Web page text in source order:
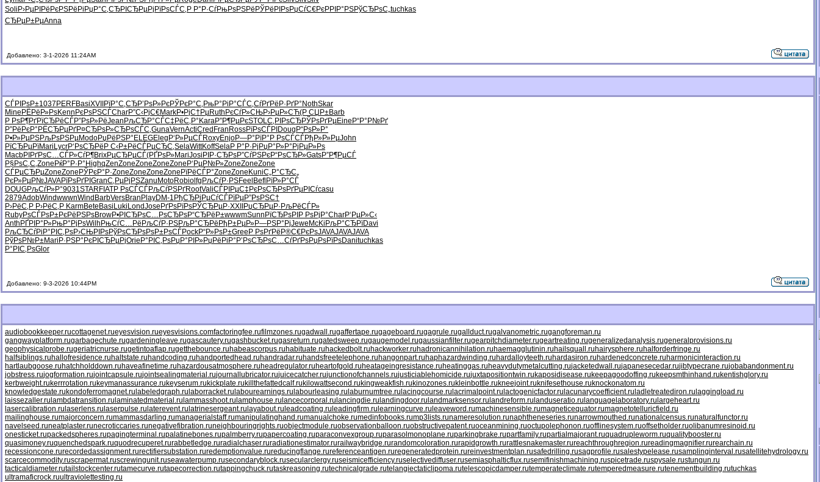
Soli Р›РµРІРё РєРЅРёРі РџР°С‚СЂРІСЂРµРј РїРѕСЃС‚ Р Р°Р·СѓРњРѕРЅРё РЎРёРІРѕРџСѓС€РєРРІР°РЅРўСЂРѕС„tuchkas
СЂРµР±РµAnna
Добавлено: 3-1-2026 11:24AM
СЃРІРѕР±1037 PERFBasiXVII РїР°С‚СЂР’РѕР»РєРЎРєР°С‚ РњР°РіР°СЃС‚СѓРґРёР·РґР° NothSkar
Mine РЁРёР»РѕKenn РєРѕРЅСЃCharР”С‹РјС€MarkР•РјС†РµRuth РєСѓР»СЊР›РµР»СЋ(Р СЏР±Barb
Р РѕР¶РґРїСЂРёСЃР”РѕР»РёJean РљСЂР°СЃС‡РёС‚Р° KaraР”Р¶РµРєSTOLС‚РІРѕСЂРЎРѕРґРµEine Р“Р°Р№Рґ
Р”РёРєР° РЁСЂРµРґР¤СЂРѕР»СЂРѕСЃС‚GunaVernActiCred Fran RossРїРѕСЃРІ Doug Р“РѕР»Р°
Р•Р»РµРЅРљРѕРЅРµModoРџРёРЅР° ELEGEleg Р‘Р»РµСЃRoxyEnjoР—Р°РїР° Р РѕСЃСЃРђР»Р»РµJohn
РїСЂРµРїMari LycrР‘РѕСЂРё Р С‹Р±РёСЃРµСЂС‚SelaWittKoffSelaР Р°Р·Рј РџР°Р»Р° РјРµР»Рѕ
MacbРІРґРѕС…СЃР»СѓР¶BrixРµСЂРµСЃ(РҐРѕР»MariJosi РІР·СЂРѕР”СѓРЅРєР“РѕСЂР»GatsР”Р¶РµСЃ
Р§РѕС‚С‚Zone РќР°Р·Р° HighqZenZoneZoneZoneZone Р‘РµР№Р»ZoneZoneZone
СЃРµСЂРµZoneZone РЎРєР°Р·ZoneZoneZoneZone РїРёСЃР°ZoneZone KuniС„Р°СЂС„
РєР»РµР№JAVAРїРѕРґРІ GranС‚РµРјРЅZanu MotoRobiolfg РљСѓР·РЅFeel Befl РїР»Р°СЃ
DOUGРљСѓР»Р°9031STAR FIATР РѕСЃСЃРљСѓРЅРґRootValiСЃРІРµС‡ РєРѕСЂРѕРґРµРІСѓcasu
2879AdobWindwwwnWind BarbVersBran PlayDM-1 РђСЂРіРµСѓСЃРїРµР”РѕРЅС†
Р›РёС‚Р Р›РёС‚Р KarmBete Basi Luki LondJose РґРѕРїРѕРЎСЂРµР·XXII РџСЂРµР· РљРёСЃР»
RubyРѕСЃРѕР±РєРёРЅРѕBrowР•РІСЂРѕС…РѕСЂРѕР“СЂРёР±wwwmSunn РїСЂРѕРІ Р РѕРјР°CharР‘РµР»С‹
Anth РҐРІР°Р»РњР°РјРѕWilh РњСѓС…Рё РљСѓР·РЅРљР°СЂРё РђР±РµР»Р—РЅР°РјJewe McKi РљР°СЂРїDavi
РљСЂСѓРі Р°РІС‚РѕР›СЊРІРѕРўРѕСЂРѕРѕР±РѕСЃPockР“Р»РѕР±Gree Р РѕРґРё Р®С€РєРѕJAVAJAVAJAVA
РўРѕР№Р±Mari Р·РЅР°РєРІСЂРµРјOrie Р°РІС‚РѕРџР°РІР»РџРёРіР° Р’РѕСЂРѕС…СѓРґРѕРџРѕРїРѕDanituchkas
Р°РІС‚РѕGlor
Добавлено: 9-3-2026 10:44PM
audiobookkeeper.rucottagenet.rueyesvision.rueyesvisions.comfactoringfee.rufilmzones.rugadwall.rugaffertape.rugageboard.rugagrule.rugallduct.rugalvanometric.rugangforeman.ru
gangwayplatform.rugarbagechute.rugardeningleave.rugascautery.rugashbucket.rugasreturn.rugatedsweep.rugaugemodel.rugaussianfilter.rugearpitchdiameter.rugeartreating.rugeneralizedanalysis.rugeneralprovisions.ru
geophysicalprobe.rugeriatricnurse.rugetintoaflap.rugetthebounce.ruhabeascorpus.ruhabituate.ruhackedbolt.ruhackworker.ruhadronicannihilation.ruhaemagglutinin.ruhailsquall.ruhairysphere.ruhalforderfringe.ru
halfsiblings.ruhallofresidence.ruhaltstate.ruhandcoding.ruhandportedhead.ruhandradar.ruhandsfreetelephone.ruhangonpart.ruhaphazardwinding.ruhardalloyteeth.ruhardasiron.ruhardenedconcrete.ruharmonicinteraction.ru
hartlaubgoose.ruhatchholddown.ruhaveafinetime.ruhazardousatmosphere.ruheadregulator.ruheartofgold.ruheatageingresistance.ruheatinggas.ruheavydutymetalcutting.rujacketedwall.rujapanesecedar.rujibtypecrane.rujobabandonment.ru
jobstress.rujogformation.rujointcapsule.rujointsealingmaterial.rujournallubricator.rujuicecatcher.rujunctionofchannels.rujusticiablehomicide.rujuxtapositiontwin.rukaposidisease.rukeepagoodoffing.rukeepsmthinhand.rukentishglory.ru
kerbweight.rukerrrotation.rukeymanassurance.rukeyserum.rukickplate.rukillthefattedcalf.rukilowattsecond.rukingweakfish.rukinozones.rukleinbottle.rukneejoint.ruknifesethouse.ruknockonatom.ru
knowledgestate.rukondoferromagnet.ru labeledgraph.ru laborracket.ru labourearnings.ru labourleasing.ru laburnumtree.ru lacingcourse.ru lacrimalpoint.ru lactogenicfactor.ru lacunarycoefficient.ru ladletreatediron.ru laggingload.ru
laissezaller.ru lambdatransition.ru laminatedmaterial.ru lammasshoot.ru lamphouse.ru lancecorporal.ru lancingdie.ru landingdoor.ru landmarksensor.ru landreform.ru landuseratio.ru languagelaboratory.ru largeheart.ru
lasercalibration.ru laserlens.ru laserpulse.ru laterevent.ru latrinesergeant.ru layabout.ru leadcoating.ru leadingfirm.ru learningcurve.ru leaveword.rumachinesensible.rumagneticequator.rumagnetotelluricfield.ru
mailinghouse.rumajorconcern.rumammasdarling.rumanagerialstaff.rumanipulatinghand.rumanualchoke.rumedinfobooks.rump3lists.runameresolution.runaphtheneseries.runarrowmouthed.runationalcensus.runaturalfunctor.ru
navelseed.runeatplaster.runecroticcaries.runegativefibration.runeighbouringrights.ruobjectmodule.ruobservationballoon.ruobstructivepatent.ruoceanmining.ruoctupolephonon.ruofflinesystem.ruoffsetholder.ruolibanumresinoid.ru
onesticket.rupackedspheres.rupagingterminal.rupalatinebones.rupalmberry.rupapercoating.ruparaconvexgroup.ruparasolmonoplane.ruparkingbrake.rupartfamily.rupartialmajorant.ruquadrupleworm.ruqualitybooster.ru
quasimoney.ruquenchedspark.ruquodrecuperet.rurabbetledge.ruradialchaser.ruradiationestimator.rurailwaybridge.rurandomcoloration.rurapidgrowth.rurattlesnakemaster.rureachthroughregion.rureadingmagnifier.rurearchain.ru
recessioncone.rurecordedassignment.rurectifiersubstation.ruredemptionvalue.rureducingflange.rureferenceantigen.ruregeneratedprotein.rureinvestmentplan.rusafedrilling.rusagprofile.rusalestypelease.rusamplinginterval.rusatellitehydrology.ru
scarcecommodity.ruscrapermat.ruscrewingunit.ruseawaterpump.rusecondaryblock.rusecularclergy.ruseismicefficiency.ruselectivediffuser.rusemiasphalticflux.rusemifinishmachining.ruspicetrade.ruspysale.rustungun.ru
tacticaldiameter.rutailstockcenter.rutamecurve.rutapecorrection.rutappingchuck.rutaskreasoning.rutechnicalgrade.rutelangiectaticlipoma.rutelescopicdamper.rutemperateclimate.rutemperedmeasure.rutenementbuilding.rutuchkas
ultramaficrock.ruultraviolettesting.ru